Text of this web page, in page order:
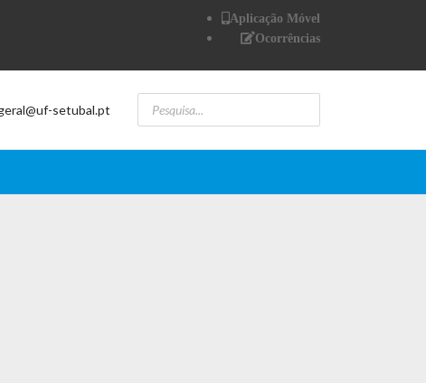
Aplicação Móvel
Ocorrências
setubal.pt